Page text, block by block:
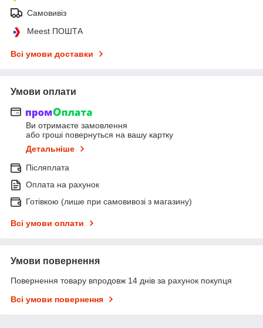
Самовивіз
Meest ПОШТА
Всі умови доставки
Умови оплати
Ви отримаєте замовлення
або гроші повернуться на вашу картку
Детальніше
Післяплата
Оплата на рахунок
Готівкою (лише при самовивозі з магазину)
Всі умови оплати
Умови повернення
Повернення товару впродовж 14 днів за рахунок покупця
Всі умови повернення